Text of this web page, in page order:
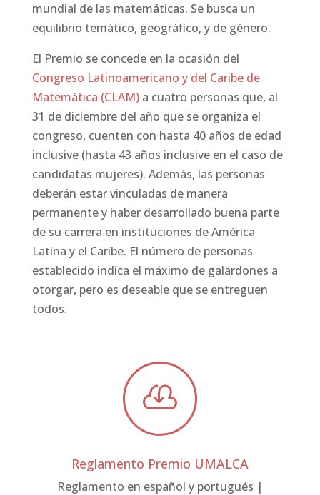
mundial de las matemáticas. Se busca un
equilibrio temático, geográfico, y de género.
El Premio se concede en la ocasión del
Congreso Latinoamericano y del Caribe de
Matemática (CLAM)a cuatro personas que, al
31 de diciembre del año que se organiza el
congreso, cuenten con hasta 40 años de edad
inclusive (hasta 43 años inclusive en el caso de
candidatas mujeres). Además, las personas
deberán estar vinculadas de manera
permanente y haber desarrollado buena parte
de su carrera en instituciones de América
Latina y el Caribe. El número de personas
establecido indica el máximo de galardones a
otorgar, pero es deseable que se entreguen
todos.

Reglamento Premio UMALCA
Reglamento en español y portugués |